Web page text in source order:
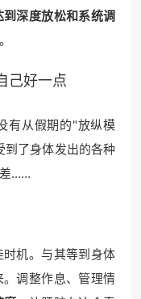
深度放松和系统调
。
己好一点
有从假期的"放纵模
了身体发出的各种
……
机。与其等到身体
调整作息、管理情